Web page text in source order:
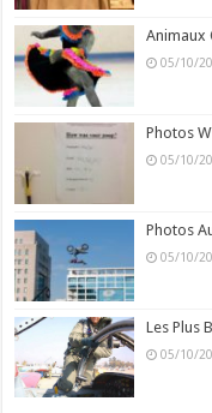
Animaux
05/10/
Photos
05/10/
Photos
05/10/
Les Plus
05/10/